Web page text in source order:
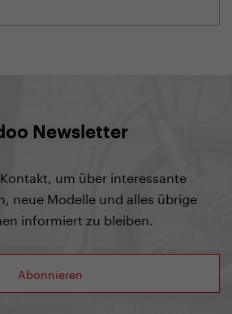
Newsletter
um über interessante
neue Modelle und alles übrige
informiert zu bleiben.
Abonnieren